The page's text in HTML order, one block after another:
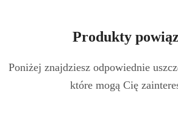
Produkty
Poniżej znajdziesz odpowiednie
które mogą Cię